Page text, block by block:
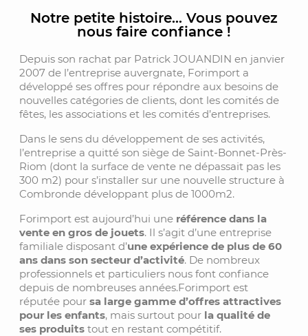
Notre petite histoire… Vous pouvez
nous faire confiance !
Depuis son rachat par Patrick JOUANDIN en janvier
2007 de l’entreprise auvergnate, Forimport a
développé ses offres pour répondre aux besoins de
nouvelles catégories de clients, dont les comités de
fêtes, les associations et les comités d’entreprises.
Dans le sens du développement de ses activités,
l’entreprise a quitté son siège de Saint-Bonnet-Près-
Riom (dont la surface de vente ne dépassait pas les
300 m2) pour s’installer sur une nouvelle structure à
Combronde développant plus de 1000m2.
Forimport est aujourd’hui une référence dans la
vente en gros de jouets. Il s’agit d’une entreprise
familiale disposant d’une expérience de plus de 60
ans dans son secteur d’activité. De nombreux
professionnels et particuliers nous font confiance
depuis de nombreuses années.Forimport est
réputée pour sa large gamme d’offres attractives
pour les enfants, mais surtout pour la qualité de
ses produitstout en restant compétitif.